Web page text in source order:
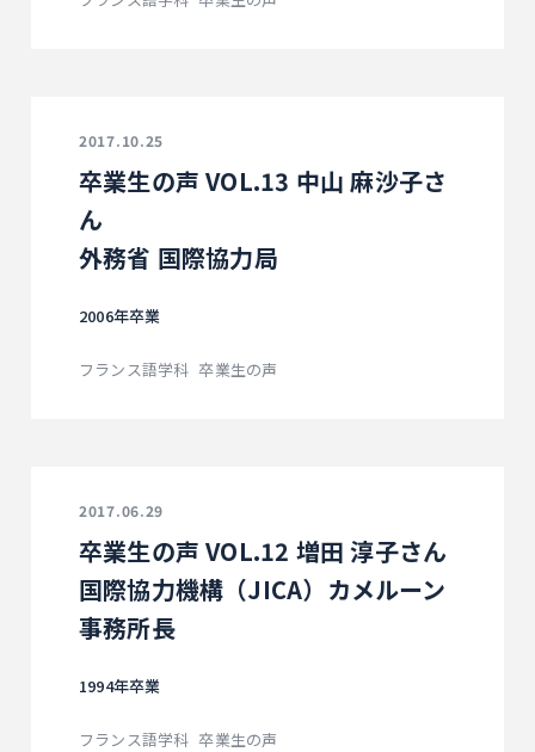
2017.10.25
卒業生の声 VOL.13 中山 麻沙子さ
ん
外務省 国際協力局
2006年卒業
フランス語学科 卒業生の声
2017.06.29
卒業生の声 VOL.12 増田 淳子さん
国際協力機構（JICA）カメルーン
事務所長
1994年卒業
フランス語学科 卒業生の声